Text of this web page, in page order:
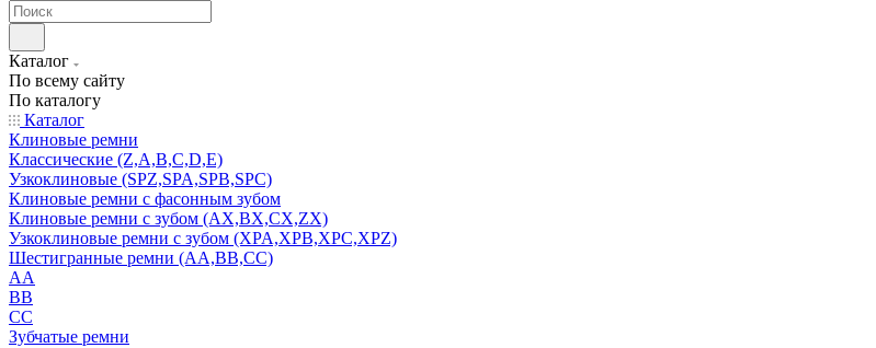
Каталог
По всему сайту
По каталогу
Каталог
Клиновые ремни
Классические (Z,A,B,C,D,E)
Узкоклиновые (SPZ,SPA,SPB,SPC)
Клиновые ремни с фасонным зубом
Клиновые ремни с зубом (AX,BX,CX,ZX)
Узкоклиновые ремни с зубом (XPA,XPB,XPC,XPZ)
Шестигранные ремни (AA,BB,CC)
AA
BB
CC
Зубчатые ремни